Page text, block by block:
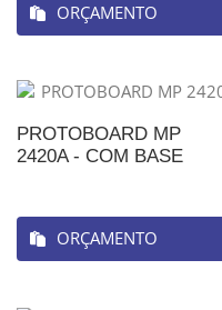
ORÇAMENTO
PROTOBOARD MP
2420A - COM BASE
ORÇAMENTO